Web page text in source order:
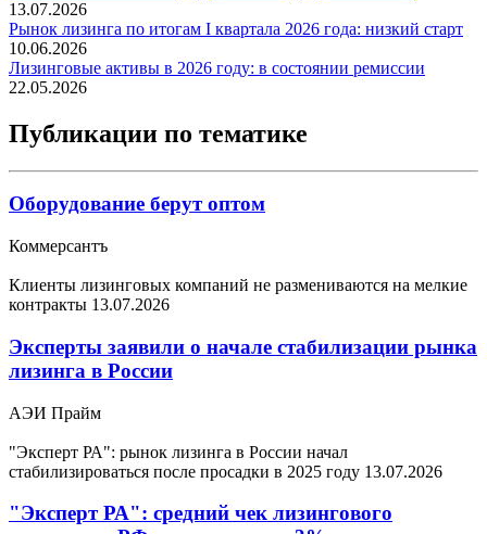
13.07.2026
Рынок лизинга по итогам I квартала 2026 года: низкий старт
10.06.2026
Лизинговые активы в 2026 году: в состоянии ремиссии
22.05.2026
Публикации по тематике
Оборудование берут оптом
Коммерсантъ
Клиенты лизинговых компаний не размениваются на мелкие
контракты 13.07.2026
Эксперты заявили о начале стабилизации рынка
лизинга в России
АЭИ Прайм
"Эксперт РА": рынок лизинга в России начал
стабилизироваться после просадки в 2025 году 13.07.2026
"Эксперт РА": средний чек лизингового